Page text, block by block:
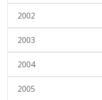
2002
2003
2004
2005